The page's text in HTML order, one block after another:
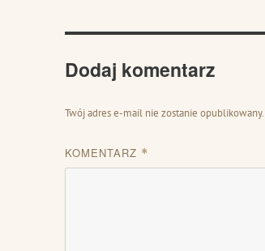
Dodaj komentarz
Twój adres e-mail nie zostanie opublikowany.
KOMENTARZ *